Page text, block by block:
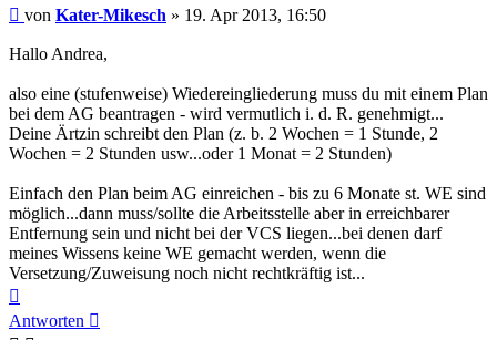
Beitrag
von Kater-Mikesch » 19. Apr 2013, 16:50
Hallo Andrea,
also eine (stufenweise) Wiedereingliederung muss du mit einem Plan
bei dem AG beantragen - wird vermutlich i. d. R. genehmigt...
Deine Ärtzin schreibt den Plan (z. b. 2 Wochen = 1 Stunde, 2
Wochen = 2 Stunden usw...oder 1 Monat = 2 Stunden)
Einfach den Plan beim AG einreichen - bis zu 6 Monate st. WE sind
möglich...dann muss/sollte die Arbeitsstelle aber in erreichbarer
Entfernung sein und nicht bei der VCS liegen...bei denen darf
meines Wissens keine WE gemacht werden, wenn die
Versetzung/Zuweisung noch nicht rechtkräftig ist...
oben
Antworten